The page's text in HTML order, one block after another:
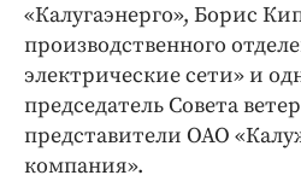
Издания
Медиаперсона
Интересное чтиво
Клиника года
Бренд года
«Калугаэнерго», Борис
производственного
электрические сети» и
председатель Совета
представители ОАО
компания».